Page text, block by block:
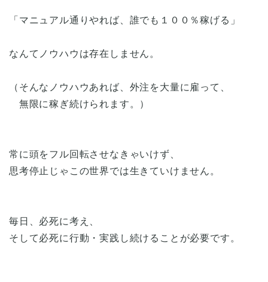
「マニュアル通りやれば、誰でも１００％稼げる」
なんてノウハウは存在しません。
（そんなノウハウあれば、外注を大量に雇って、
無限に稼ぎ続けられます。）
常に頭をフル回転させなきゃいけず、
思考停止じゃこの世界では生きていけません。
毎日、必死に考え、
そして必死に行動・実践し続けることが必要です。